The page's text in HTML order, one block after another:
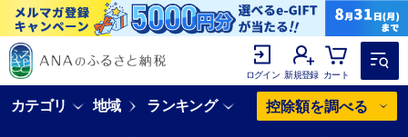
ログイン 新規登録 カート
カテゴリ 地域 ランキング 控除額を調べる